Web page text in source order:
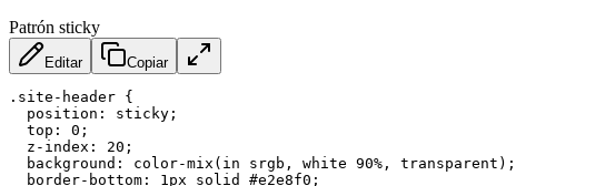
Patrón sticky
Editar Copiar
.site-header {
position : sticky ;
top : 0 ;
z-index : 20 ;
background : color-mix ( in srgb , white 90% , transparent ) ;
border-bottom : 1px solid #e2e8f0 ;